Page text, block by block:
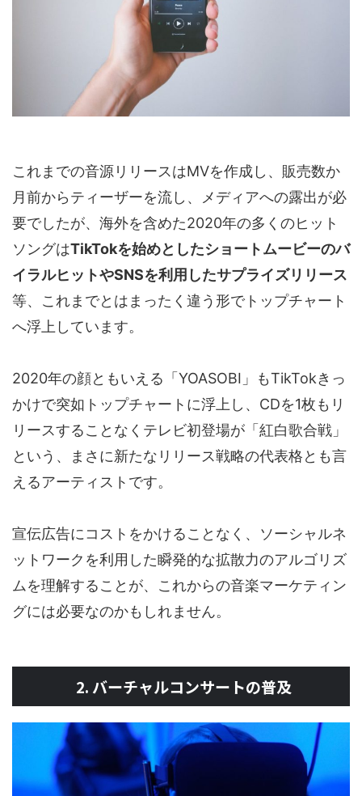
これまでの音源リリースはMVを作成し、販売数か
月前からティーザーを流し、メディアへの露出が必
要でしたが、海外を含めた2020年の多くのヒット
ソングはTikTokを始めとしたショートムービーのバ
イラルヒットやSNSを利用したサプライズリリース
等、これまでとはまったく違う形でトップチャート
へ浮上しています。
2020年の顔ともいえる「YOASOBI」もTikTokきっ
かけで突如トップチャートに浮上し、CDを1枚もリ
リースすることなくテレビ初登場が「紅白歌合戦」
という、まさに新たなリリース戦略の代表格とも言
えるアーティストです。
宣伝広告にコストをかけることなく、ソーシャルネ
ットワークを利用した瞬発的な拡散力のアルゴリズ
ムを理解することが、これからの音楽マーケティン
グには必要なのかもしれません。
2. バーチャルコンサートの普及